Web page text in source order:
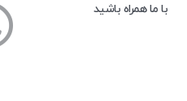
با ما همراه باشید